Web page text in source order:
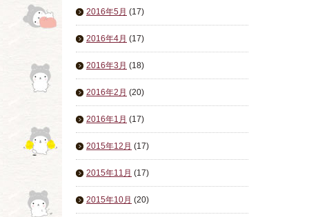
2016年5月 (17)
2016年4月 (17)
2016年3月 (18)
2016年2月 (20)
2016年1月 (17)
2015年12月 (17)
2015年11月 (17)
2015年10月 (20)